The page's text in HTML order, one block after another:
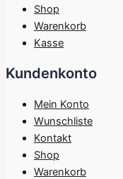
Shop
Warenkorb
Kasse
Kundenkonto
Mein Konto
Wunschliste
Kontakt
Shop
Warenkorb